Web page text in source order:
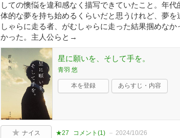
しての懊悩を違和感なく描写できていたこと。年
体的な夢を持ち始めるくらいだと思うけれど、夢
しゃらに走る者、がむしゃらに走った結果掴めな
かった。主人公らと→
星に願いを、そして手を。
青羽 悠
本を登録 あらすじ・内容
ナイス ★27 コメント(1) 2024/10/26